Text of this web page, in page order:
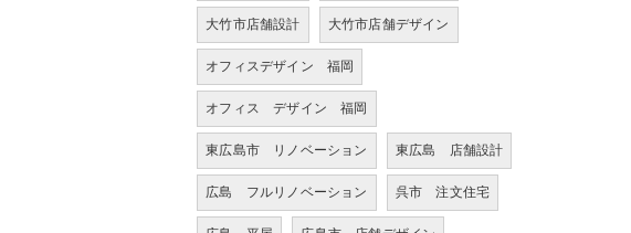
大竹市店舗設計 大竹市店舗デザイン
オフィスデザイン 福岡
オフィス デザイン 福岡
東広島市 リノベーション 東広島 店舗設計
広島 フルリノベーション 呉市 注文住宅